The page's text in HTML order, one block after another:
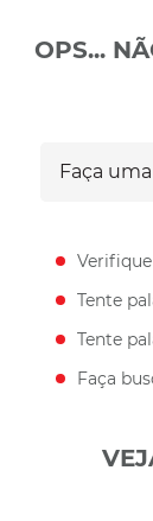
OPS...
Tente
Tente
Faça